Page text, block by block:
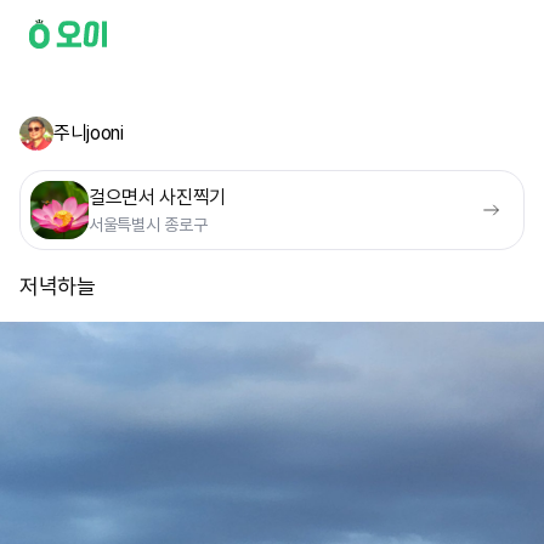
주니jooni
걸으면서 사진찍기
서울특별시 종로구
저녁하늘